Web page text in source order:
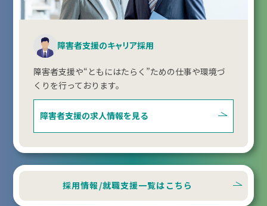
障害者支援のキャリア採用
障害者支援や“ともにはたらく”ための仕事や環境づ
くりを行っております。
障害者支援の求人情報を見る
採用情報/就職支援一覧はこちら